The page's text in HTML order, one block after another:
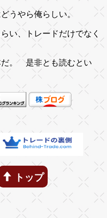
うやら俺らしい。
い、トレードだけでなく
だ。 是非とも読むとい
トップ